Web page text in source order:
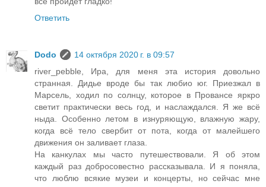
Ответить
Dodo
14 октября 2020 г. в 09:57
river_pebble, Ира, для меня эта история довольно
странная. Дидье вроде бы так любио юг. Приезжал в
Марсель, ходил по солнцу, которое в Провансе яркро
светит практически весь год, и наслаждался. Я же всё
ныда. Особенно летом в изнуряющую, влажную жару,
когда всё тело свербит от пота, когда от малейшего
движения он заливает глаза.
На канкулах мы часто путешествовали. Я об этом
каждый раз добросовестно рассказывала. И я поняла,
что люблю всякие музеи и концерты, но сейчас мне